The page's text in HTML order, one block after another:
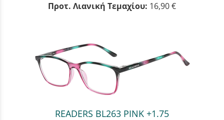
Προτ. Λιανική Τεμαχίου: 16,90 €
READERS BL263 PINK +1.75